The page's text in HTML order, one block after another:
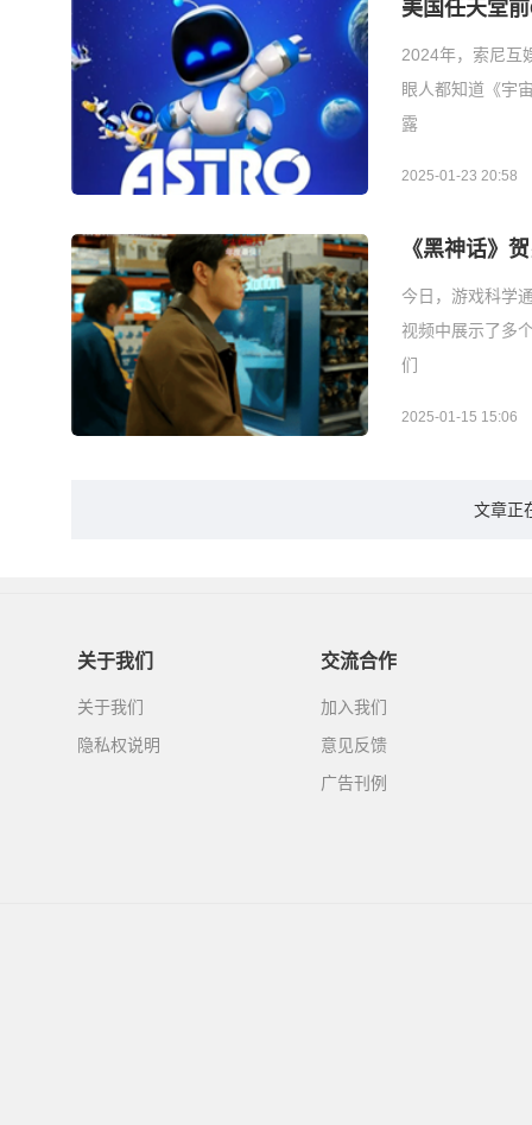
美国任天堂
2024年，索尼互
眼人都知道《宇
露
2025-01-23 20:58
《黑神话》
今日，游戏科学
视频中展示了多
们
2025-01-15 15:06
文章正
关于我们
关于我们
隐私权说明
交流合作
加入我们
意见反馈
广告刊例